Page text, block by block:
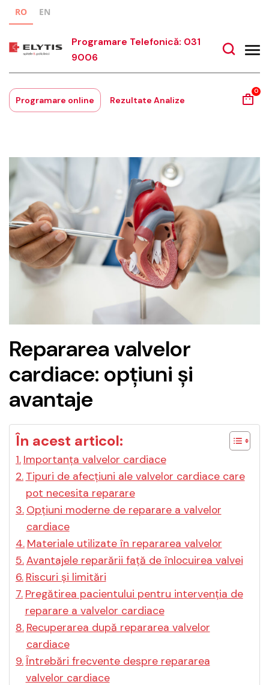
RO EN
Programare Telefonică: 031
9006
Programare online Rezultate Analize
0
Repararea valvelor
cardiace: opțiuni și
avantaje
În acest articol:
Importanța valvelor cardiace
Tipuri de afecțiuni ale valvelor cardiace care
pot necesita reparare
Opțiuni moderne de reparare a valvelor
cardiace
Materiale utilizate în repararea valvelor
Avantajele reparării față de înlocuirea valvei
Riscuri și limitări
Pregătirea pacientului pentru intervenția de
reparare a valvelor cardiace
Recuperarea după repararea valvelor
cardiace
Întrebări frecvente despre repararea
valvelor cardiace